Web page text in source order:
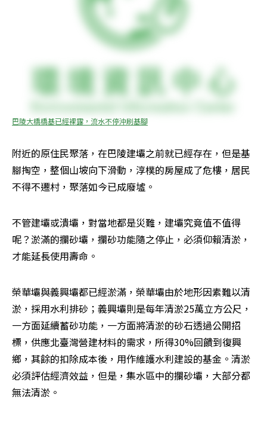
巴陵大橋橋基已經裸露，流水不停沖刷基腳
附近的原住民聚落，在巴陵建壩之前就已經存在，但是基
腳掏空，整個山坡向下滑動，淳樸的房屋成了危樓，居民
不得不遷村，聚落如今已成廢墟。
不管建壩或潰壩，對當地都是災難，建壩究竟值不值得
呢？淤滿的攔砂壩，攔砂功能隨之停止，必須仰賴清淤，
才能延長使用壽命。
榮華壩與義興壩都已經淤滿，榮華壩由於地形因素難以清
淤，採用水利排砂；義興壩則是每年清淤25萬立方公尺，
一方面延續蓄砂功能，一方面將清淤的砂石透過公開招
標，供應北臺灣營建材料的需求，所得30%回饋到復興
鄉，其餘的扣除成本後，用作維護水利建設的基金。清淤
必須評估經濟效益，但是，集水區中的攔砂壩，大部分都
無法清淤。